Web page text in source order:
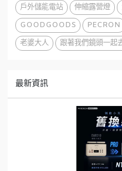
戶外儲能電站
伸縮露營燈
GOODGOODS
PECRON
老婆大人
跟著我們鏡頭一起
最新資訊